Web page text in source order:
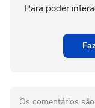
Para poder
Os comentários